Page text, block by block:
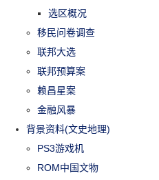
选区概况
移民问卷调查
联邦大选
联邦预算案
赖昌星案
金融风暴
背景资料(文史地理)
PS3游戏机
ROM中国文物